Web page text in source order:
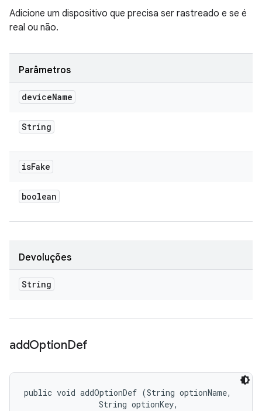
Adicione um dispositivo que precisa ser rastreado e se é
real ou não.
Parâmetros
deviceName
String
isFake
boolean
Devoluções
String
addOptionDef
public void addOptionDef (String optionName,
                String optionKey,